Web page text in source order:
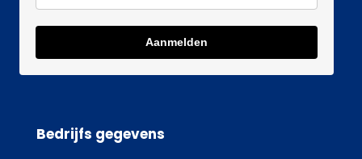
Aanmelden
Bedrijfs gegevens